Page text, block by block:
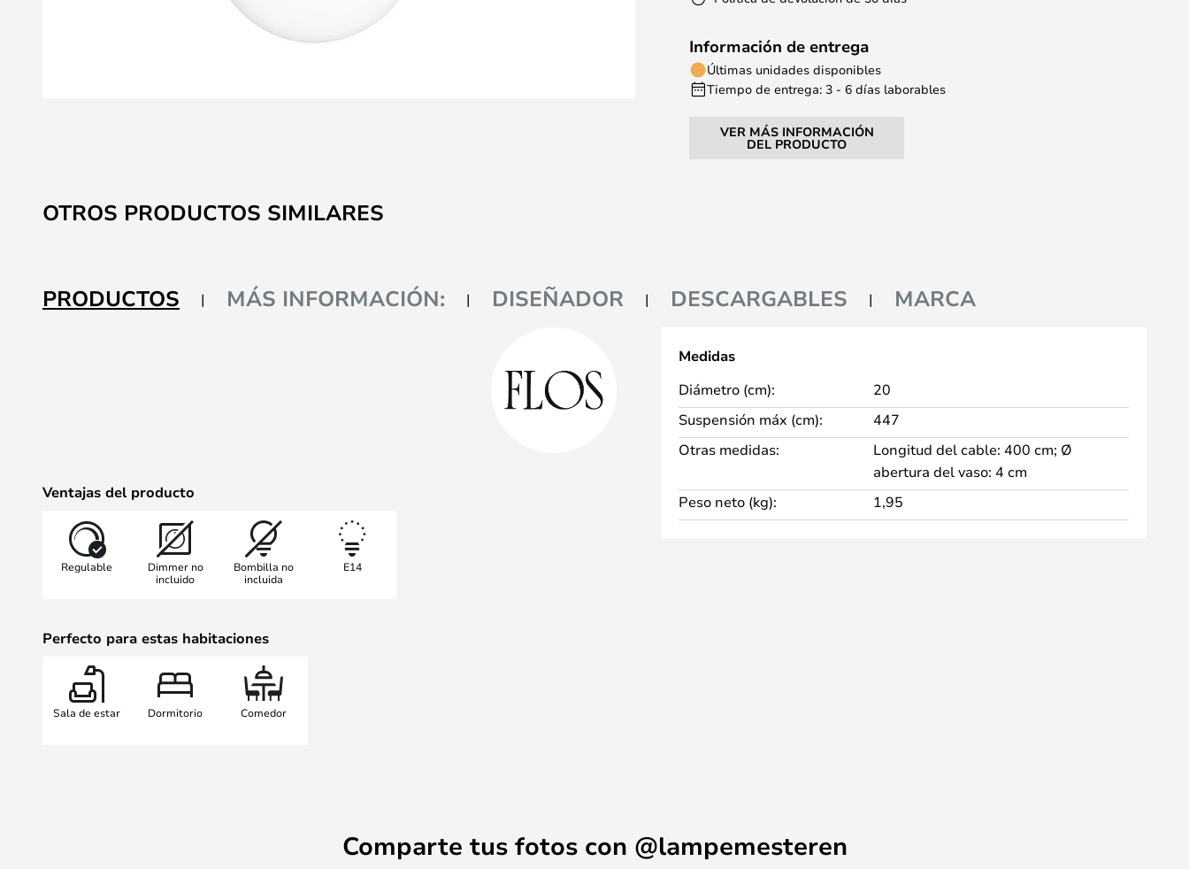
la
Información de entrega
Últimas unidades disponibles
Tiempo de entrega: 3 - 6 días laborables
VER MÁS INFORMACIÓN
DEL PRODUCTO
OTROS PRODUCTOS SIMILARES
PRODUCTOS MÁS INFORMACIÓN: DISEÑADOR DESCARGABLES MARCA
Ventajas del producto
Regulable
Dimmer no
incluido
Bombilla no
incluida
E14
Perfecto para estas habitaciones
Sala de estar Dormitorio Comedor
Medidas
Diámetro (cm):
20
Suspensión máx (cm):
447
Otras medidas:
Longitud del cable: 400 cm; Ø
abertura del vaso: 4 cm
Peso neto (kg):
1,95
Comparte tus fotos con @lampemesteren